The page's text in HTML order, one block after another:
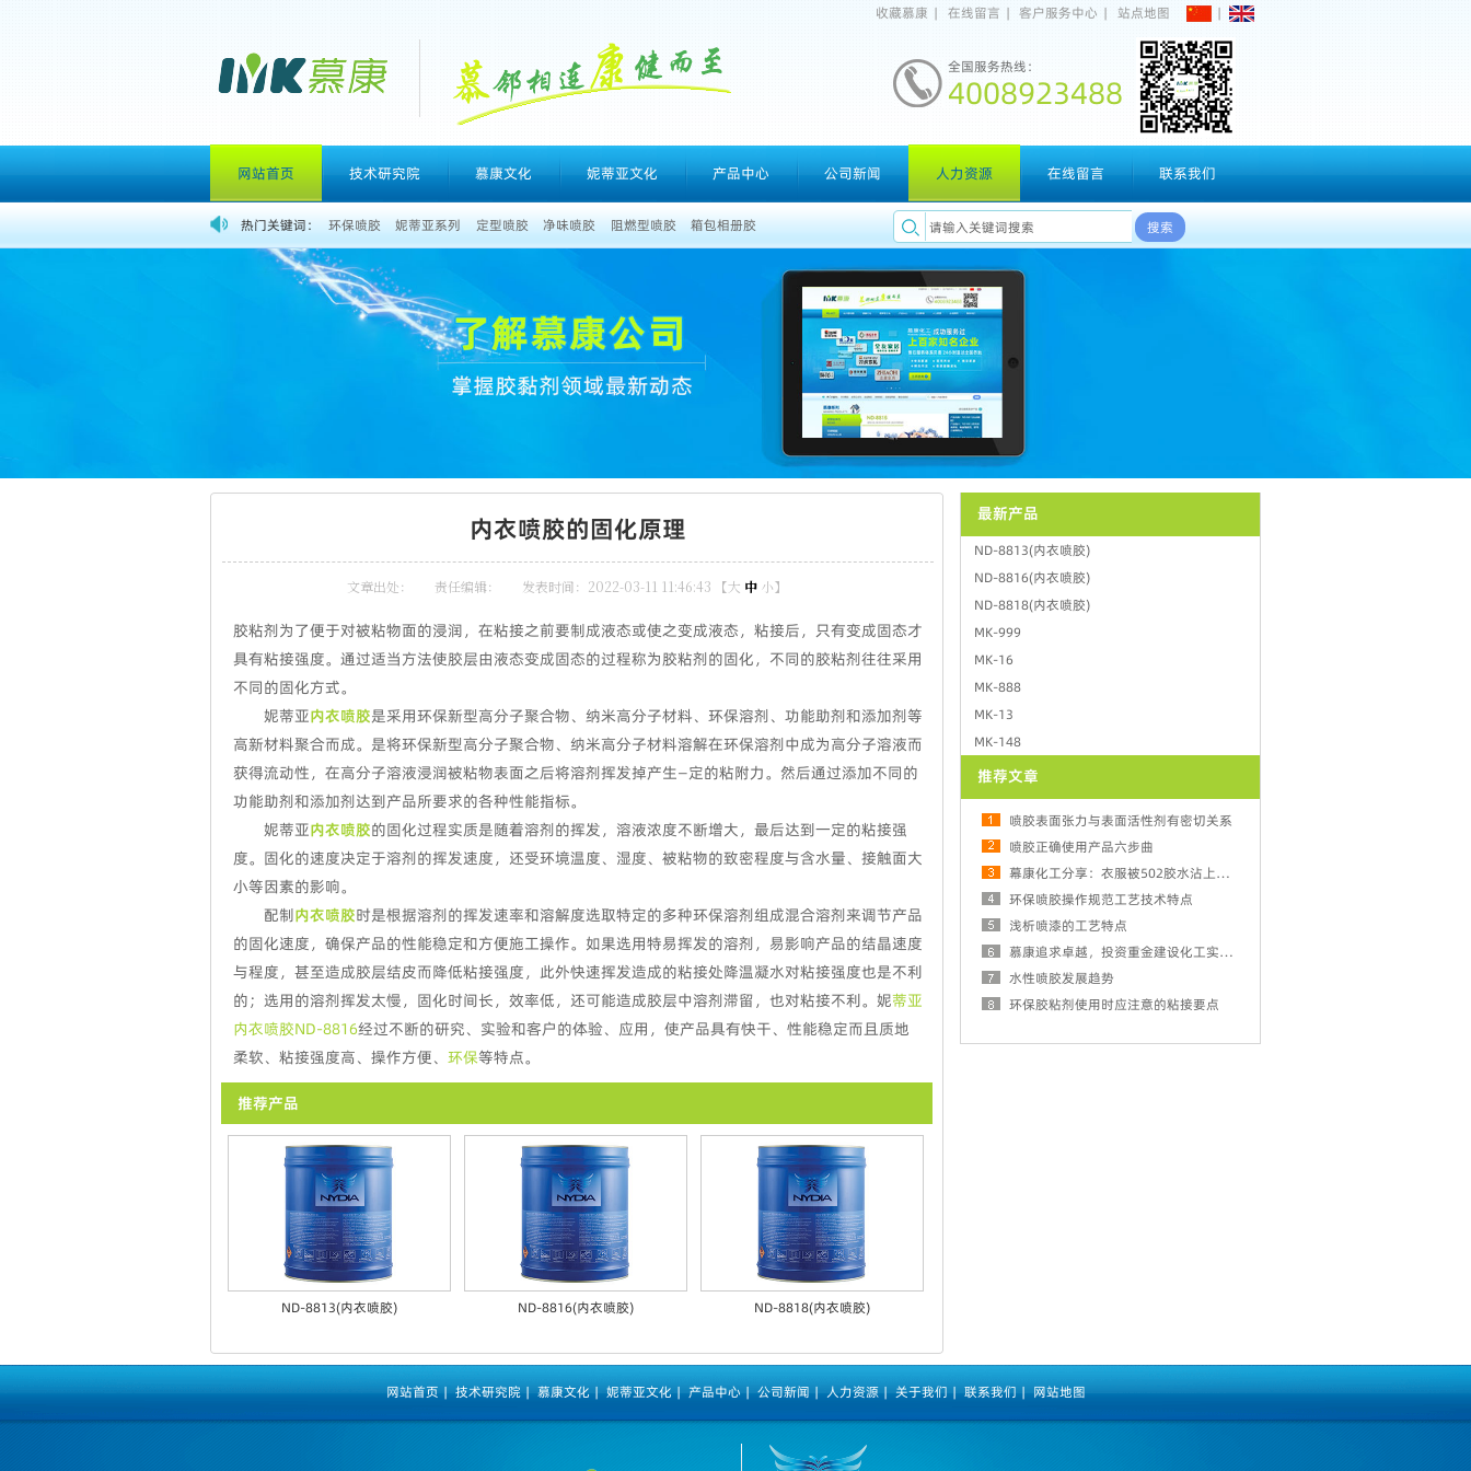
收藏慕康 | 在线留言 | 客户服务中心 | 站点地图 |
全国服务热线：
4008923488
网站首页 技术研究院 慕康文化 妮蒂亚文化 产品中心 公司新闻 人力资源 在线留言 联系我们
热门关键词： 环保喷胶 妮蒂亚系列 定型喷胶 净味喷胶 阻燃型喷胶 箱包相册胶
内衣喷胶的固化原理
文章出处： 责任编辑： 发表时间：2022-03-11 11:46:43 【大 中 小】
胶粘剂为了便于对被粘物面的浸润，在粘接之前要制成液态或使之变成液态，粘接后，只有变成固态才
具有粘接强度。通过适当方法使胶层由液态变成固态的过程称为胶粘剂的固化，不同的胶粘剂往往采用
不同的固化方式。
妮蒂亚内衣喷胶是采用环保新型高分子聚合物、纳米高分子材料、环保溶剂、功能助剂和添加剂等
高新材料聚合而成。是将环保新型高分子聚合物、纳米高分子材料溶解在环保溶剂中成为高分子溶液而
获得流动性，在高分子溶液浸润被粘物表面之后将溶剂挥发掉产生—定的粘附力。然后通过添加不同的
功能助剂和添加剂达到产品所要求的各种性能指标。
妮蒂亚内衣喷胶的固化过程实质是随着溶剂的挥发，溶液浓度不断增大，最后达到一定的粘接强
度。固化的速度决定于溶剂的挥发速度，还受环境温度、湿度、被粘物的致密程度与含水量、接触面大
小等因素的影响。
配制内衣喷胶时是根据溶剂的挥发速率和溶解度选取特定的多种环保溶剂组成混合溶剂来调节产品
的固化速度，确保产品的性能稳定和方便施工操作。如果选用特易挥发的溶剂，易影响产品的结晶速度
与程度，甚至造成胶层结皮而降低粘接强度，此外快速挥发造成的粘接处降温凝水对粘接强度也是不利
的；选用的溶剂挥发太慢，固化时间长，效率低，还可能造成胶层中溶剂滞留，也对粘接不利。妮蒂亚
内衣喷胶ND-8816经过不断的研究、实验和客户的体验、应用，使产品具有快干、性能稳定而且质地
柔软、粘接强度高、操作方便、 环保等特点。
推荐产品
ND-8813(内衣喷胶) ND-8816(内衣喷胶) ND-8818(内衣喷胶)
最新产品
ND-8813(内衣喷胶)
ND-8816(内衣喷胶)
ND-8818(内衣喷胶)
MK-999
MK-16
MK-888
MK-13
MK-148
推荐文章
喷胶表面张力与表面活性剂有密切关系
喷胶正确使用产品六步曲
幕康化工分享：衣服被502胶水沾上的去除方法
环保喷胶操作规范工艺技术特点
浅析喷漆的工艺特点
慕康追求卓越，投资重金建设化工实验室！
水性喷胶发展趋势
环保胶粘剂使用时应注意的粘接要点
网站首页 | 技术研究院 | 慕康文化 | 妮蒂亚文化 | 产品中心 | 公司新闻 | 人力资源 | 关于我们 | 联系我们 | 网站地图